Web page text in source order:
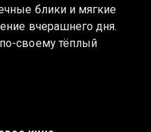
блики и мягкие
вчерашнего дня.
своему тёплый